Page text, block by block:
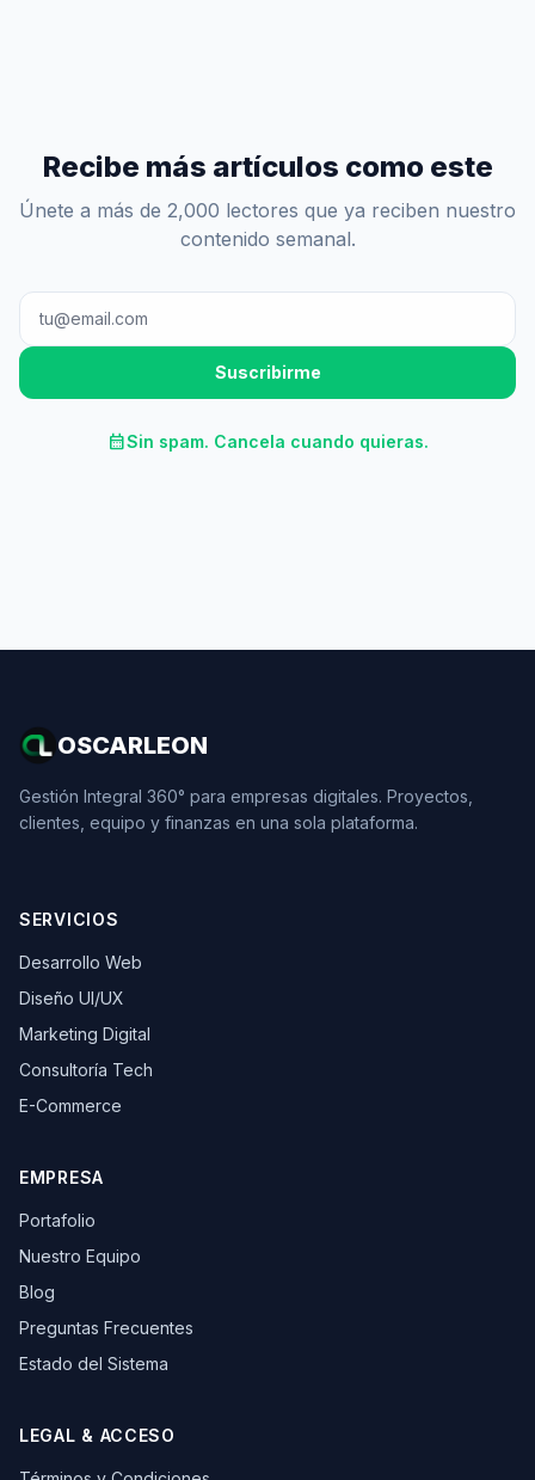
Recibe más artículos como este
Únete a más de 2,000 lectores que ya reciben nuestro
contenido semanal.
Suscribirme
calendar_monthSin spam. Cancela cuando quieras.
OSCARLEON
Gestión Integral 360° para empresas digitales. Proyectos,
clientes, equipo y finanzas en una sola plataforma.
SERVICIOS
Desarrollo Web
Diseño UI/UX
Marketing Digital
Consultoría Tech
E-Commerce
EMPRESA
Portafolio
Nuestro Equipo
Blog
Preguntas Frecuentes
Estado del Sistema
LEGAL & ACCESO